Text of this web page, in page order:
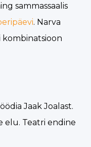
sammassaalis
. Narva
Jaak Joalast.
elu. Teatri endine